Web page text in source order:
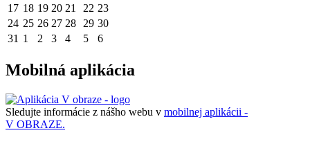
17 18 19 20 21 22 23
24 25 26 27 28 29 30
31 1 2 3 4 5 6
Mobilná aplikácia
Sledujte informácie z nášho webu v mobilnej aplikácii -
V OBRAZE.